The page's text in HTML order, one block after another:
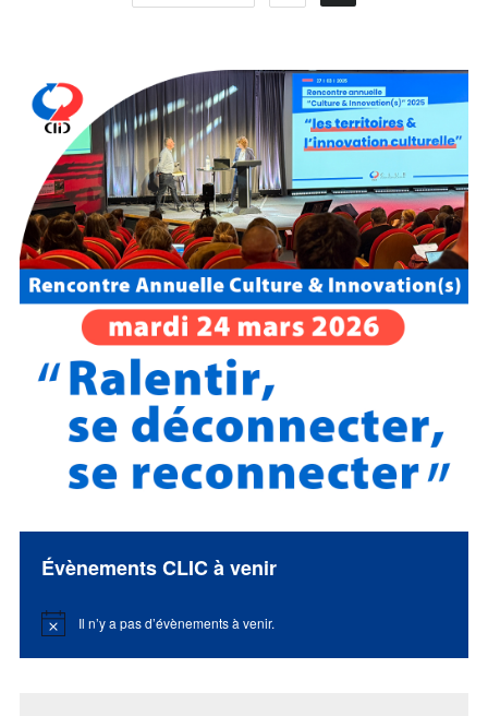
Évènements CLIC à venir
Notice Il n’y a pas d’évènements à venir.